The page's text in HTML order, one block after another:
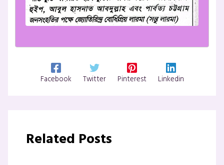
Facebook Twitter Pinterest Linkedin
Related Posts